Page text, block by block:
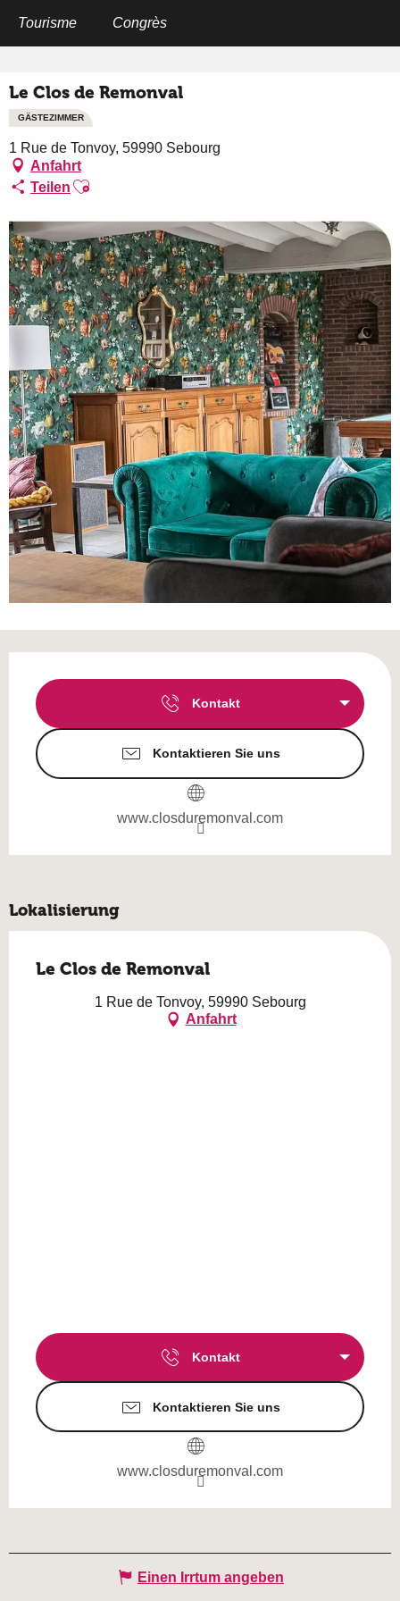
Tourisme Congrès
Le Clos de Remonval
GÄSTEZIMMER
1 Rue de Tonvoy, 59990 Sebourg
Anfahrt
Teilen Ajouter aux favoris
Kontakt
Kontaktieren Sie uns
www.closduremonval.com
Lokalisierung
Le Clos de Remonval
1 Rue de Tonvoy, 59990 Sebourg
Anfahrt
Kontakt
Kontaktieren Sie uns
www.closduremonval.com
Einen Irrtum angeben